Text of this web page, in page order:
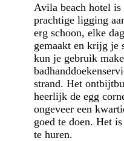
Avila beach hotel
prachtige ligging
erg schoon, elke
gemaakt en krijg je
kun je gebruik
strand. Het
heerlijk de egg
ongeveer een
goed te doen. Het
te huren.